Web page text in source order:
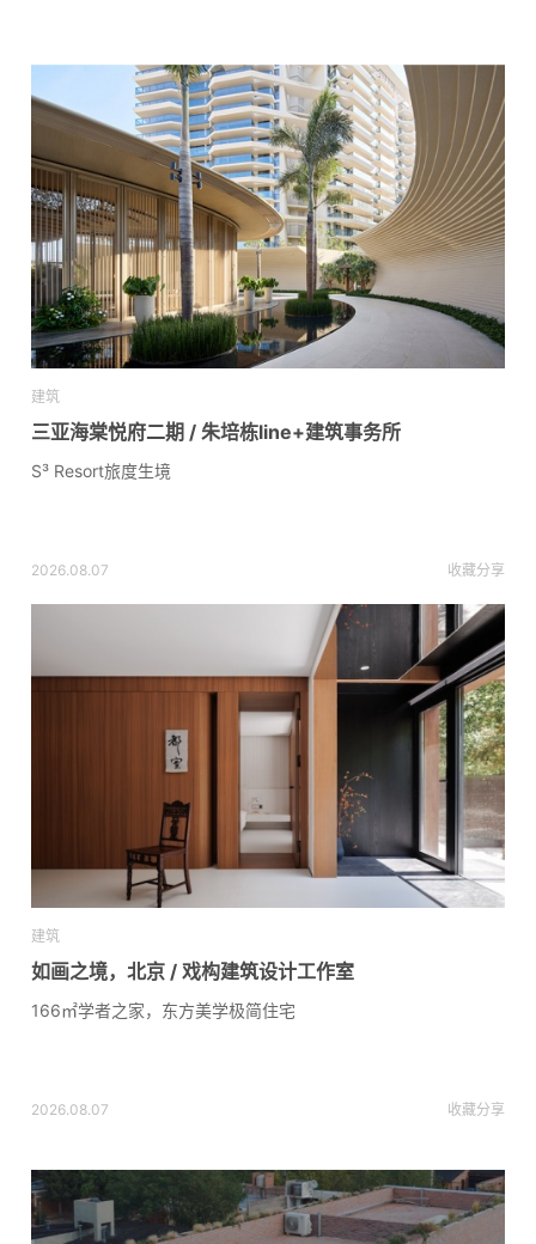
建筑
三亚海棠悦府二期 / 朱培栋line+建筑事务所
S³ Resort旅度生境
2026.08.07 收藏分享
建筑
如画之境，北京 / 戏构建筑设计工作室
166㎡学者之家，东方美学极简住宅
2026.08.07 收藏分享